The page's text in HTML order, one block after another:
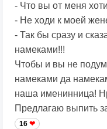
- Что вы от меня
- Не ходи к моей
- Так бы сразу и
намеками!!!
Чтобы и вы не
намеками да
наша именинница!
Предлагаю выпить
16